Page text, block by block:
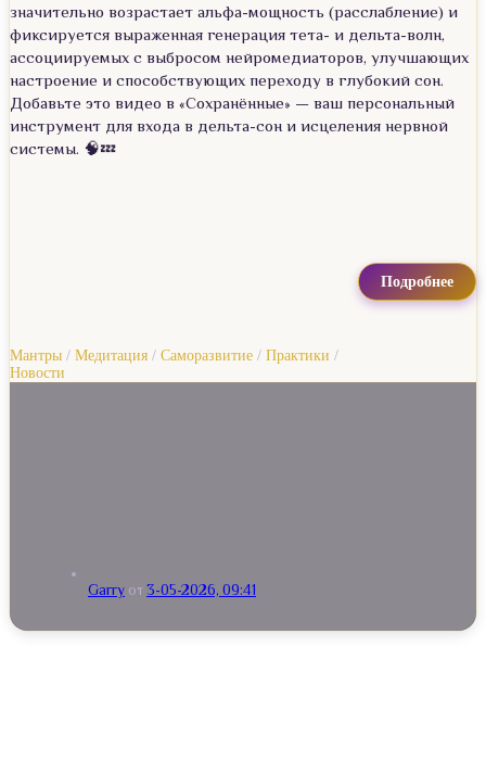
значительно возрастает альфа-мощность (расслабление) и
фиксируется выраженная генерация тета- и дельта-волн,
ассоциируемых с выбросом нейромедиаторов, улучшающих
настроение и способствующих переходу в глубокий сон.
Добавьте это видео в «Сохранённые» — ваш персональный
инструмент для входа в дельта-сон и исцеления нервной
системы. 🧠💤
Мантры / Медитация / Саморазвитие / Практики /
Новости
Подробнее
Garry от 3-05-2026, 09:41